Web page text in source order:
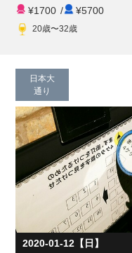
¥1700 / ¥5700
20歳〜32歳
日本大
通り
2020-01-12【日】